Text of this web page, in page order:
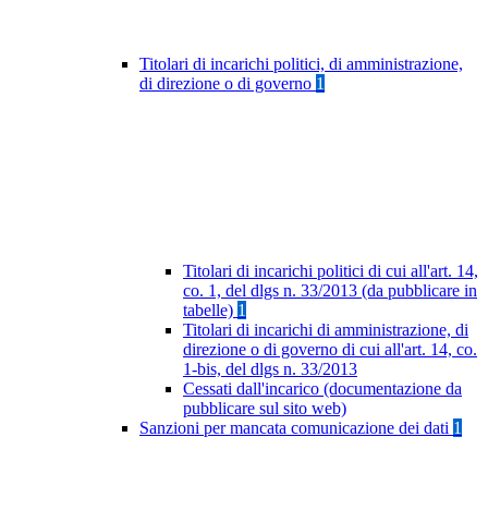
Titolari di incarichi politici, di amministrazione,
di direzione o di governo 1
Titolari di incarichi politici di cui all'art. 14,
co. 1, del dlgs n. 33/2013 (da pubblicare in
tabelle) 1
Titolari di incarichi di amministrazione, di
direzione o di governo di cui all'art. 14, co.
1-bis, del dlgs n. 33/2013
Cessati dall'incarico (documentazione da
pubblicare sul sito web)
Sanzioni per mancata comunicazione dei dati 1